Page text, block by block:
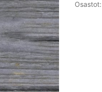
Osastot: